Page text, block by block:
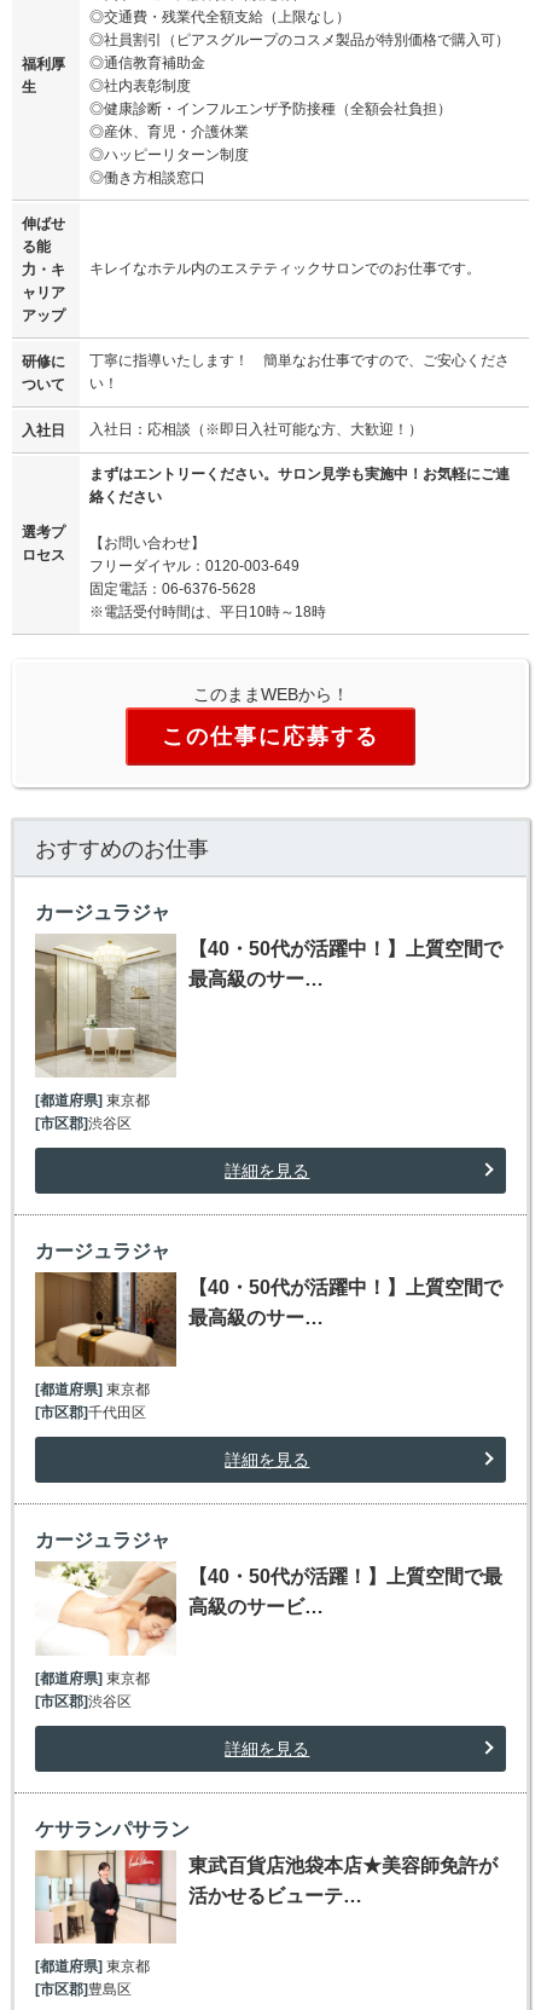
福利厚
生
◎交通費・残業代全額支給（上限なし）
◎社員割引（ピアスグループのコスメ製品が特別価格で購入可）
◎通信教育補助金
◎社内表彰制度
◎健康診断・インフルエンザ予防接種（全額会社負担）
◎産休、育児・介護休業
◎ハッピーリターン制度
◎働き方相談窓口
伸ばせ
る能
力・キ
ャリア
アップ
キレイなホテル内のエステティックサロンでのお仕事です。
研修に
ついて
丁寧に指導いたします！ 簡単なお仕事ですので、ご安心くださ
い！
入社日 入社日：応相談（※即日入社可能な方、大歓迎！）
選考プ
ロセス
まずはエントリーください。サロン見学も実施中！お気軽にご連
絡ください
【お問い合わせ】
フリーダイヤル：0120-003-649
固定電話：06-6376-5628
※電話受付時間は、平日10時～18時
このままWEBから！
この仕事に応募する
おすすめのお仕事
カージュラジャ
【40・50代が活躍中！】上質空間で
最高級のサー…
[都道府県]東京都
[市区郡]渋谷区
詳細を見る
カージュラジャ
【40・50代が活躍中！】上質空間で
最高級のサー…
[都道府県]東京都
[市区郡]千代田区
詳細を見る
カージュラジャ
【40・50代が活躍！】上質空間で最
高級のサービ…
[都道府県]東京都
[市区郡]渋谷区
詳細を見る
ケサランパサラン
東武百貨店池袋本店★美容師免許が
活かせるビューテ…
[都道府県] 東京都
[市区郡] 豊島区